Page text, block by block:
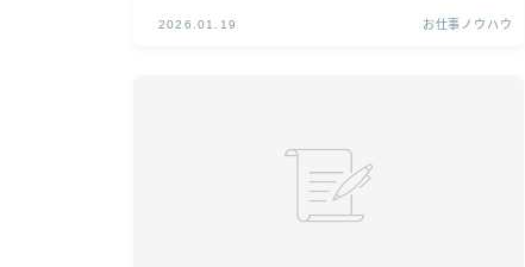
2026.01.19 お仕事ノウハウ